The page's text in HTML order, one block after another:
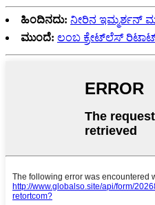
ಹಿಂದಿನದು: ನೀರಿನ ಇಮ್ಮರ್ಶನ್
ಮುಂದೆ: ಲಂಬ ಕ್ರೇಟ್‌ಲೆಸ್